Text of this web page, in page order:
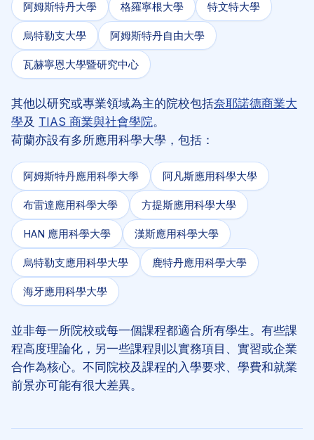
阿姆斯特丹大學 格羅寧根大學 特文特大學
烏特勒支大學 阿姆斯特丹自由大學
瓦赫寧恩大學暨研究中心
其他以研究或專業領域為主的院校包括奈耶諾德商業大
學及 TIAS 商業與社會學院。
荷蘭亦設有多所應用科學大學，包括：
阿姆斯特丹應用科學大學 阿凡斯應用科學大學
布雷達應用科學大學 方提斯應用科學大學
HAN 應用科學大學 漢斯應用科學大學
烏特勒支應用科學大學 鹿特丹應用科學大學
海牙應用科學大學
並非每一所院校或每一個課程都適合所有學生。有些課
程高度理論化，另一些課程則以實務項目、實習或企業
合作為核心。不同院校及課程的入學要求、學費和就業
前景亦可能有很大差異。